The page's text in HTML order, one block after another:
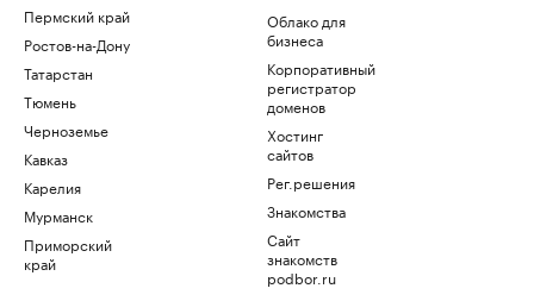
Пермский край
Ростов-на-Дону
Татарстан
Тюмень
Черноземье
Кавказ
Карелия
Мурманск
Приморский
край
Облако для
бизнеса
Корпоративный
регистратор
доменов
Хостинг
сайтов
Рег.решения
Знакомства
Сайт
знакомств
podbor.ru